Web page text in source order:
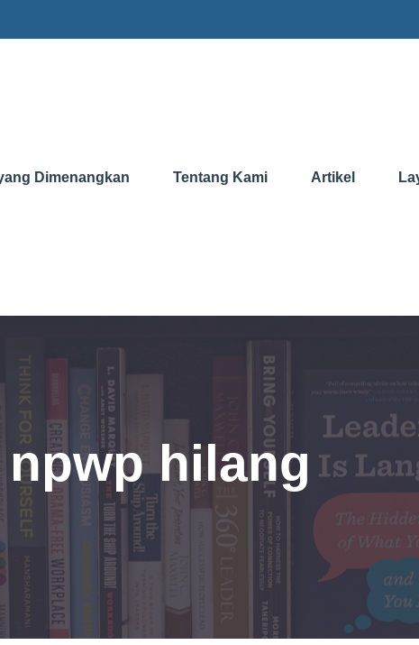
Dimenangkan Tentang Kami Artikel
hilang